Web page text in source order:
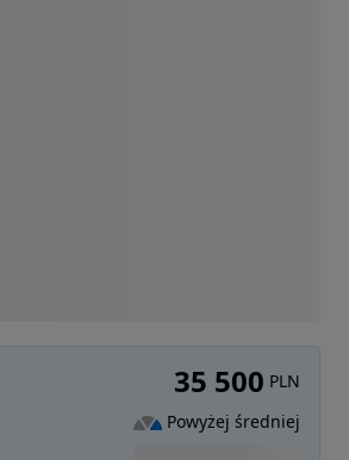
35 500 PLN
Powyżej średniej